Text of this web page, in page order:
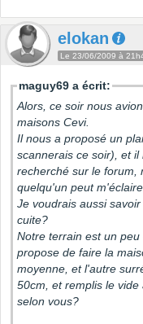
elokan
Le 23/06/2009 à
maguy69 a écrit:
Alors, ce soir nous
maisons Cevi.
Il nous a proposé un
scannerais ce soir), et
recherché sur le forum,
quelqu'un peut
Je voudrais aussi
cuite?
Notre terrain est un
propose de faire la
moyenne, et l'autre
50cm, et remplis le
selon vous?